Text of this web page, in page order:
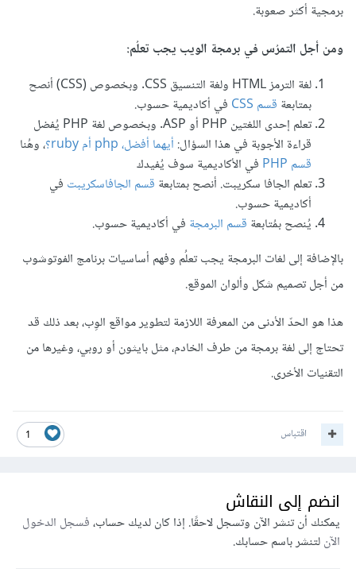
برمجية أكثر صعوبة.
ومن أجل التمرُس في برمجة الويب يجب تعلُم:
لغة الترمز HTML ولغة التنسيق CSS. وبخصوص (CSS) أنصح
بمتابعة قسم CSS
في أكاديمية حسوب.
تعلم إحدى اللغتين PHP أو ASP. وبخصوص لغة PHP يُفضل
قراءة الأجوبة في هذا السؤال: أيهما أفضل، php أم ruby؟
، وهُنا
قسم PHP
في الأكاديمية سوف يُفيدك
تعلم الجافا سكريبت. أنصح بمتابعة قسم الجافاسكريبت في
أكاديمية حسوب.
يُنصح بمُتابعة قسم البرمجة في أكاديمية حسوب.
بالإضافة إلى لغات البرمجة يجب تعلُم وفهم أساسيات برنامج الفوتوشوب
من أجل تصميم شكل وألوان الموقع.
هذا هو الحدّ الأدنى من المعرفة اللازمة لتطوير مواقع الوِب، بعد ذلك قد
تحتاج إلى لغة برمجة من طرف الخادم، مثل بايثون أو روبي، وغيرها من
التقنيات الأخرى.
1 اقتباس
انضم إلى النقاش
يمكنك أن تنشر الآن وتسجل لاحقًا. إذا كان لديك حساب،فسجل الدخول
الآنلتنشر باسم حسابك.